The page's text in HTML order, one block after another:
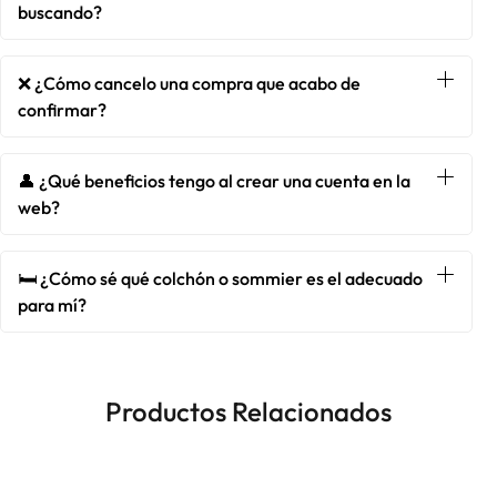
buscando?
❌ ¿Cómo cancelo una compra que acabo de
confirmar?
👤 ¿Qué beneficios tengo al crear una cuenta en la
web?
🛏️ ¿Cómo sé qué colchón o sommier es el adecuado
para mí?
Productos Relacionados